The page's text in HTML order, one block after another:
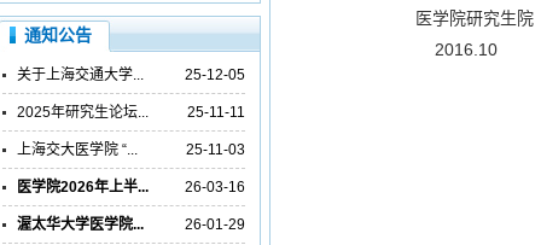
医学院研究生院
2016.10
通知公告
关于上海交通大学... 25-12-05
2025年研究生论坛... 25-11-11
上海交大医学院 “... 25-11-03
医学院2026年上半... 26-03-16
渥太华大学医学院... 26-01-29